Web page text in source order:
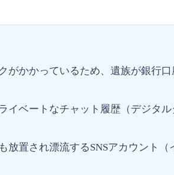
がかかっているため、遺族が銀行
イベートなチャット履歴（デジタ
放置され漂流するSNSアカウント